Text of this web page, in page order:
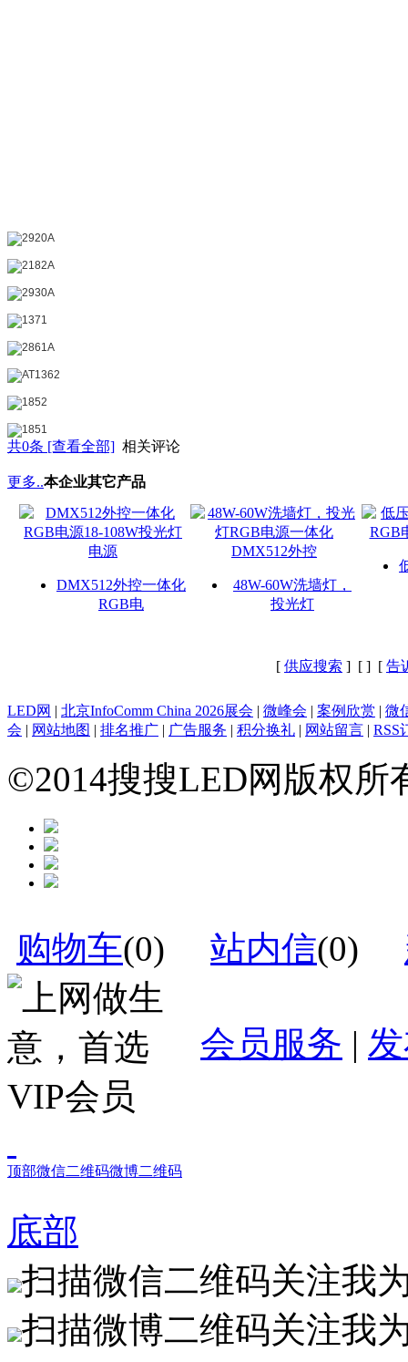
共0条 [查看全部] 相关评论
更多..本企业其它产品
DMX512外控一体化
RGB电
48W-60W洗墙灯，
投光灯
[ 供应搜索 ] [ ] [ 告
LED网 北京InfoComm China 2026展会 微峰会 案例欣赏
微
会
网站地图 排名推广 广告服务 积分换礼 网站留言 RSS
©2014搜搜LED网版权
购物车(0) 站内信(0)
会员服务 |
顶部微信二维码微博二维码
底部
扫描微信二维码关注我
扫描微博二维码关注我